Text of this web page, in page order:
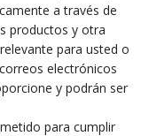
a través de
productos y otra
para usted o
electrónicos
y podrán ser
para cumplir